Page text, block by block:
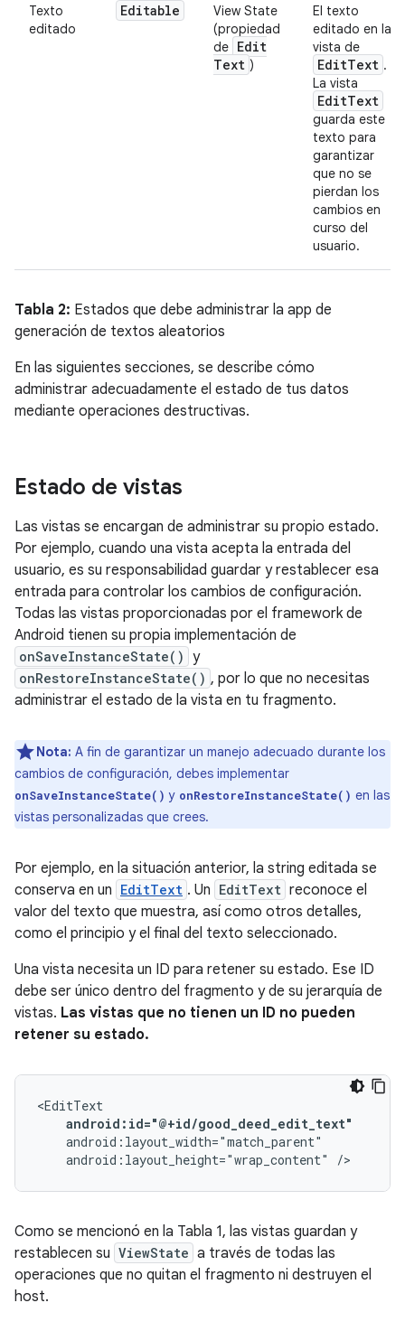
Texto
editado
Editable
View State
(propiedad
de Edit
Text )
El texto
editado en la
vista de
EditText .
La vista
EditText
guarda este
texto para
garantizar
que no se
pierdan los
cambios en
curso del
usuario.
Tabla 2: Estados que debe administrar la app de
generación de textos aleatorios
En las siguientes secciones, se describe cómo
administrar adecuadamente el estado de tus datos
mediante operaciones destructivas.
Estado de vistas
Las vistas se encargan de administrar su propio estado.
Por ejemplo, cuando una vista acepta la entrada del
usuario, es su responsabilidad guardar y restablecer esa
entrada para controlar los cambios de configuración.
Todas las vistas proporcionadas por el framework de
Android tienen su propia implementación de
onSaveInstanceState() y
onRestoreInstanceState() , por lo que no necesitas
administrar el estado de la vista en tu fragmento.
Nota: A fin de garantizar un manejo adecuado durante los
cambios de configuración, debes implementar
onSaveInstanceState() y onRestoreInstanceState() en las
vistas personalizadas que crees.
Por ejemplo, en la situación anterior, la string editada se
conserva en un EditText . Un EditText reconoce el
valor del texto que muestra, así como otros detalles,
como el principio y el final del texto seleccionado.
Una vista necesita un ID para retener su estado. Ese ID
debe ser único dentro del fragmento y de su jerarquía de
vistas. Las vistas que no tienen un ID no pueden
retener su estado.
android:id="@+id/good_deed_edit_text"
android:layout_height="wrap_content"
/>
Como se mencionó en la Tabla 1, las vistas guardan y
restablecen su ViewState a través de todas las
operaciones que no quitan el fragmento ni destruyen el
host.